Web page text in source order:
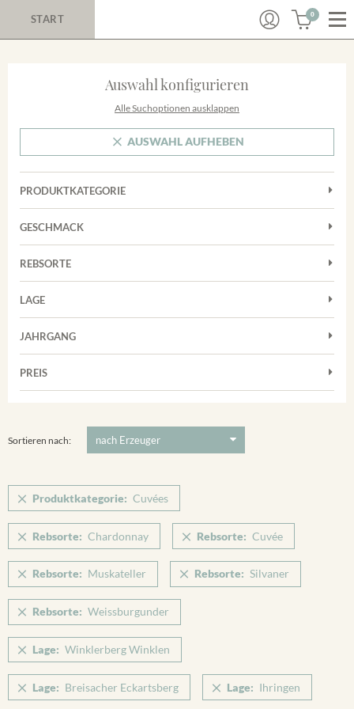
START 0
Auswahl konfigurieren
Alle Suchoptionen ausklappen
AUSWAHL AUFHEBEN
PRODUKTKATEGORIE
Cuvées
Rosé
Weißwein
GESCHMACK
Trocken
REBSORTE
Chardonnay
Grauburgunder
Riesling
Spätburgunder
LAGE
Achkarrer Schlossberg
Vorderer Winklerberg
Winklerberg Hinter Winklen
Winklerberg Winklen
Ihringen
JAHRGANG
PREIS
Sortieren nach:
Produktkategorie: Cuvées
Rebsorte: Chardonnay Rebsorte: Cuvée
Rebsorte: Muskateller Rebsorte: Silvaner
Rebsorte: Weissburgunder
Lage: Winklerberg Winklen
Lage: Breisacher Eckartsberg Lage: Ihringen